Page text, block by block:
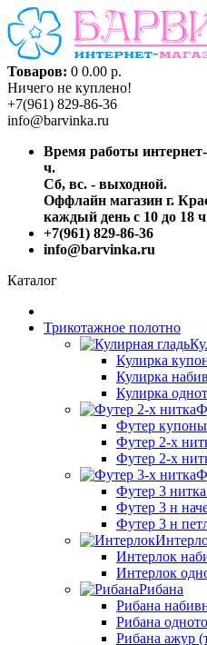
Товаров: 0 0.00 р.
Ничего не куплено!
+7(961) 829-86-36
info@barvinka.ru
Время работы
ч.
Сб, вс. - выходной.
Оффлайн магазин г.
каждый день с 10 до 18 ч
+7(961) 829-86-36
info@barvinka.ru
Каталог
Трикотажное полотно
Кулирка
Кулирка
Кулирка
Футер
Футер 2-х
Футер 2-х
Футер 3
Футер 3 н
Футер 3 н
Интерлок
Интерлок
Рибана
Рибана
Рибана
Рибана ажур